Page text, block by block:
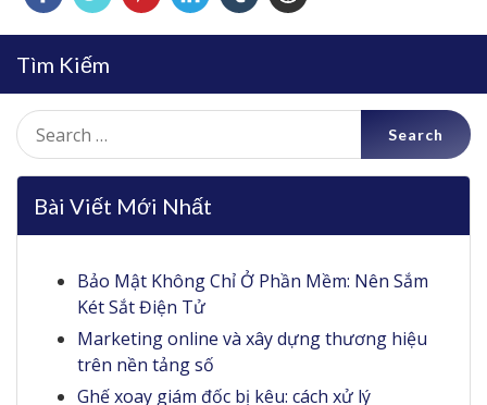
Tìm Kiếm
Search
for:
Bài Viết Mới Nhất
Bảo Mật Không Chỉ Ở Phần Mềm: Nên Sắm
Két Sắt Điện Tử
Marketing online và xây dựng thương hiệu
trên nền tảng số
Ghế xoay giám đốc bị kêu: cách xử lý